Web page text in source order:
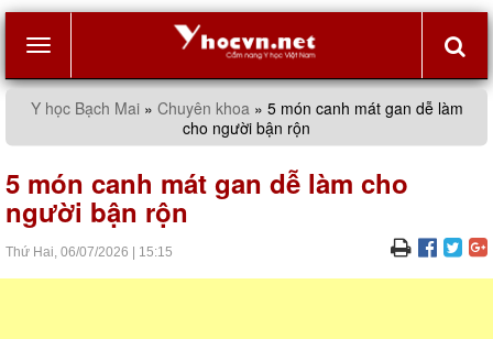
Y học Bạch Mai» Chuyên khoa » 5 món canh mát gan dễ làm
cho người bận rộn
5 món canh mát gan dễ làm cho
người bận rộn
Thứ Hai, 06/07/2026 15:15